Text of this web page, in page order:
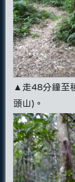
▲走48分鐘至
頭山)。